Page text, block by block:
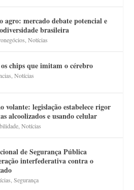
agro: mercado debate potencial e
brasileira
,Notícias
chips que imitam o cérebro
,Notícias
volante: legislação estabelece rigor
alcoolizados e usando celular
,Notícias
de Segurança Pública
interfederativa contra o
,Segurança